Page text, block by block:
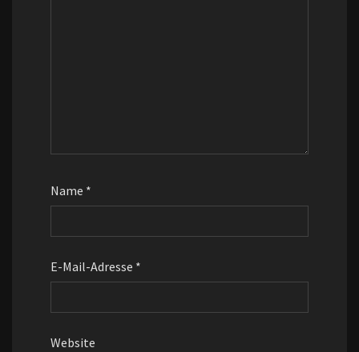
Name *
E-Mail-Adresse *
Website